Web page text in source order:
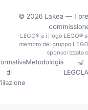
© 2026 Lakea — I
LEGO® e il logo LEGO®
membro del gruppo
sponsorizzata
di
Metodologia
🎢